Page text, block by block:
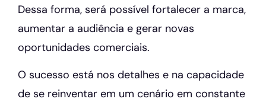
Dessa forma, será possível fortalecer a marca,
aumentar a audiência e gerar novas
oportunidades comerciais.
O sucesso está nos detalhes e na capacidade
de se reinventar em um cenário em constante